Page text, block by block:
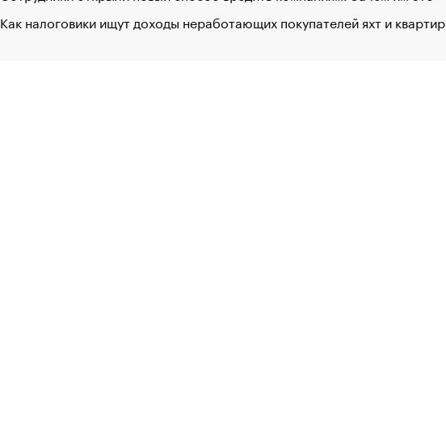
Как налоговики ищут доходы неработающих покупателей яхт и квартир